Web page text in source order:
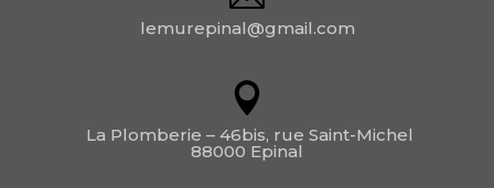
lemurepinal@gmail.com
La Plomberie – 46bis, rue Saint-Michel
88000 Epinal